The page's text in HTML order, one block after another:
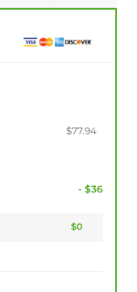
$77.94
- $36
$0